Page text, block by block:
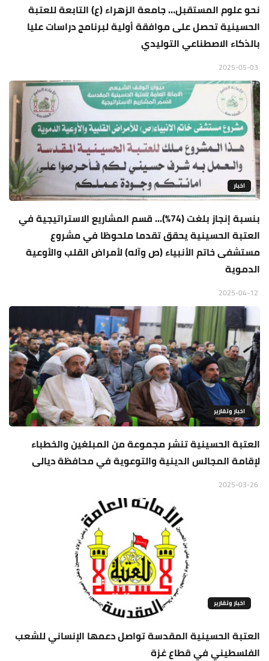
نحو علوم المستقبل… جامعة الزهراء (ع) التابعة للعتبة
الحسينية تحصل على موافقة أولية لبرنامج دراسات عليا
بالذكاء الاصطناعي التوليدي
اخبار
بنسبة إنجاز بلغت (74%)... قسم المشاريع الاستراتيجية في
العتبة الحسينية يحقق تقدما ملحوظا في مشروع
مستشفى خاتم الأنبياء (ص وآله) لأمراض القلب والأوعية
الدموية
اخبار وتقارير
العتبة الحسينية تنشر مجموعة من المبلغين والخطباء
لإقامة المجالس الدينية والتوعوية في محافظة ديالى
اخبار وتقارير
العتبة الحسينية المقدسة تواصل دعمها الإنساني للشعب
الفلسطيني في قطاع غزة